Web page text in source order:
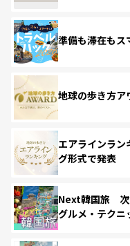
準備も滞在も
地球の歩き方ア
エアラインラ
グ形式で発表
Next韓国旅 次
グルメ・テクニ